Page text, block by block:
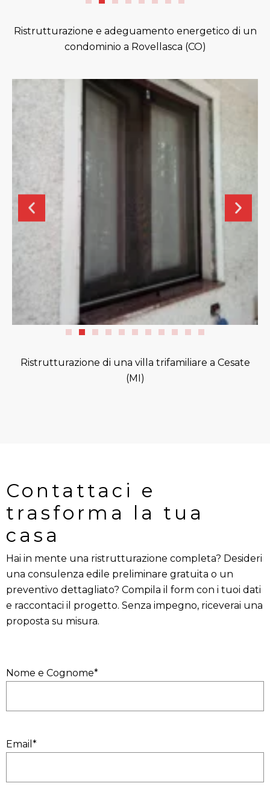
Ristrutturazione e adeguamento energetico di un
condominio a Rovellasca (CO)
Ristrutturazione di una villa trifamiliare a Cesate
(MI)
Contattaci e
trasforma la tua
casa
Hai in mente una ristrutturazione completa? Desideri
una consulenza edile preliminare gratuita o un
preventivo dettagliato? Compila il form con i tuoi dati
e raccontaci il progetto. Senza impegno, riceverai una
proposta su misura.
Nome e Cognome*
Email*